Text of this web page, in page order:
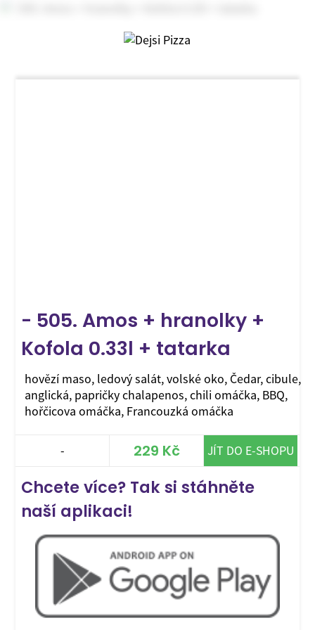
- 505. Amos + hranolky +
Kofola 0.33l + tatarka
hovězí maso, ledový salát, volské oko, Čedar, cibule,
anglická, papričky chalapenos, chili omáčka, BBQ,
hořčicova omáčka, Francouzká omáčka
- 229 Kč JÍT DO E-SHOPU
Chcete více? Tak si stáhněte
naší aplikaci!